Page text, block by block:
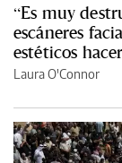
“Es muy
escáneres
estéticos
Laura O'Connor